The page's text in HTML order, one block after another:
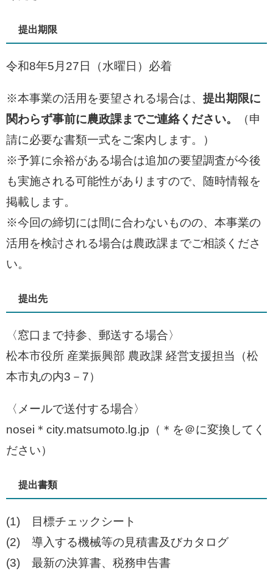
提出期限
令和8年5月27日（水曜日）必着
※本事業の活用を要望される場合は、 提出期限に
関わらず事前に農政課までご連絡ください。
（申
請に必要な書類一式をご案内します。）​
※予算に余裕がある場合は追加の要望調査が今後
も実施される可能性がありますので、随時情報を
掲載します。
※今回の締切には間に合わないものの、本事業の
活用を検討される場合は農政課までご相談くださ
い。
提出先
〈​窓口まで持参、郵送する場合〉
松本市役所 産業振興部 農政課 経営支援担当（松
本市丸の内3－7）
〈​メールで送付する場合〉
nosei＊city.matsumoto.lg.jp（＊を＠に変換してく
ださい）
提出書類
(1) 目標チェックシート
(2) 導入する機械等の見積書及びカタログ
(3) 最新の決算書、税務申告書